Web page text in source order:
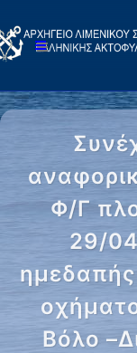
Φ/Γ
29/
Βόλο